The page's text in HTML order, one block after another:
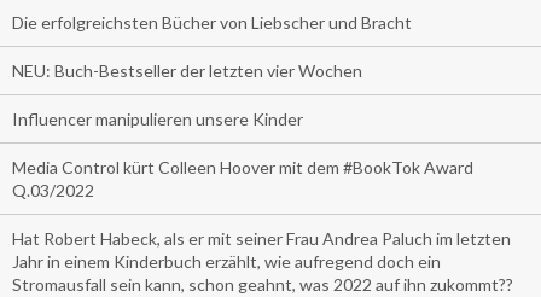
Die erfolgreichsten Bücher von Liebscher und Bracht
NEU: Buch-Bestseller der letzten vier Wochen
Influencer manipulieren unsere Kinder
Media Control kürt Colleen Hoover mit dem #BookTok Award
Q.03/2022
Hat Robert Habeck, als er mit seiner Frau Andrea Paluch im letzten
Jahr in einem Kinderbuch erzählt, wie aufregend doch ein
Stromausfall sein kann, schon geahnt, was 2022 auf ihn zukommt??